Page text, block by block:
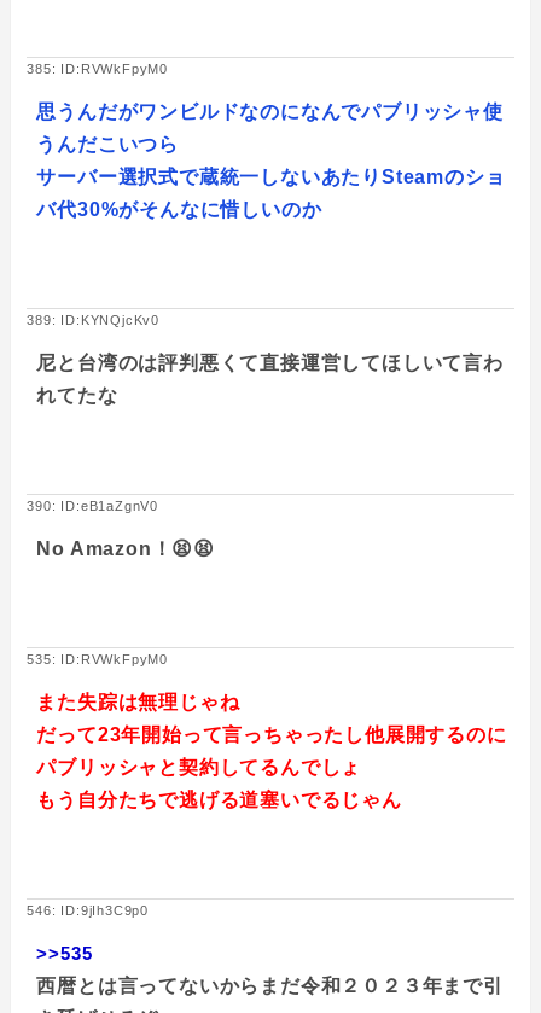
385: ID:RVWkFpyM0
思うんだがワンビルドなのになんでパブリッシャ使
うんだこいつら
サーバー選択式で蔵統一しないあたりSteamのショ
バ代30%がそんなに惜しいのか
389: ID:KYNQjcKv0
尼と台湾のは評判悪くて直接運営してほしいて言わ
れてたな
390: ID:eB1aZgnV0
No Amazon！😫😫
535: ID:RVWkFpyM0
また失踪は無理じゃね
だって23年開始って言っちゃったし他展開するのに
パブリッシャと契約してるんでしょ
もう自分たちで逃げる道塞いでるじゃん
546: ID:9jIh3C9p0
>>535
西暦とは言ってないからまだ令和２０２３年まで引